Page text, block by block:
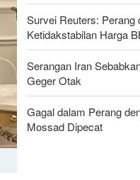
Survei Reuters: Perang
Ketidakstabilan Harga
Serangan Iran
Geger Otak
Gagal dalam Perang
Mossad Dipecat